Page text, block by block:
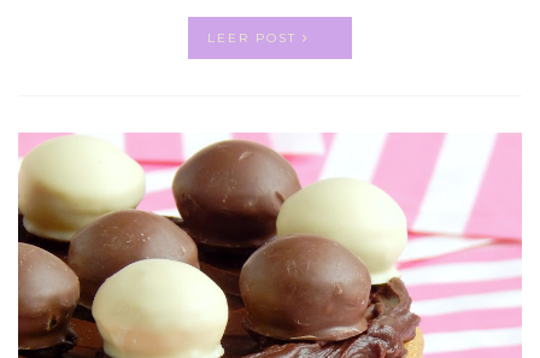
LEER POST